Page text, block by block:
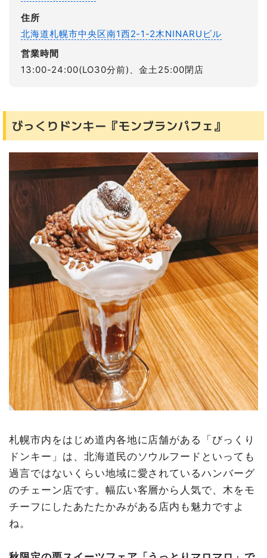
住所
北海道札幌市中央区南1西2-1-2木NINARUビル
営業時間
13:00-24:00(LO30分前)、金土25:00閉店
びっくりドンキー『モンブランパフェ』
札幌市内をはじめ道内各地に店舗がある「びっくり
ドンキー」は、北海道民のソウルフードといっても
過言ではないくらい地域に愛されているハンバーグ
のチェーン店です。幅広い客層から人気で、木をモ
チーフにしたあたたかみがある店内も魅力ですよ
ね。